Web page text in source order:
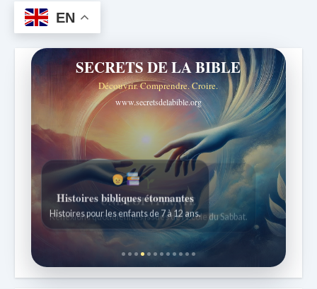
EN
SECRETS DE LA BIBLE
Découvrir. Comprendre. Croire.
www.secretsdelabible.org
Histoires bibliques étonnantes
Histoires pour les enfants de 7 à 12 ans.